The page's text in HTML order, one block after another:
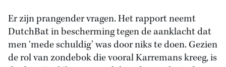
Er zijn prangender vragen. Het rapport neemt
DutchBat in bescherming tegen de aanklacht dat
men ‘mede schuldig’ was door niks te doen. Gezien
de rol van zondebok die vooral Karremans kreeg, is